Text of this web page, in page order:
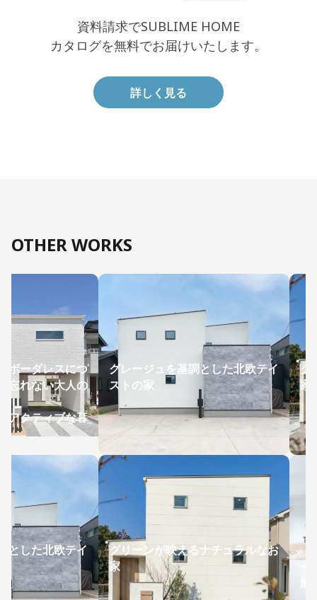
資料請求でSUBLIME HOME
カタログを無料でお届けいたします。
詳しく見る
OTHER WORKS
ボーダレスにつ
忘れない大人の
アクティブな暮
グレージュを基調とした北欧テイ
ストの家
グ
家
とした北欧テイ
グリーンが映えるナチュラルなお
家
「